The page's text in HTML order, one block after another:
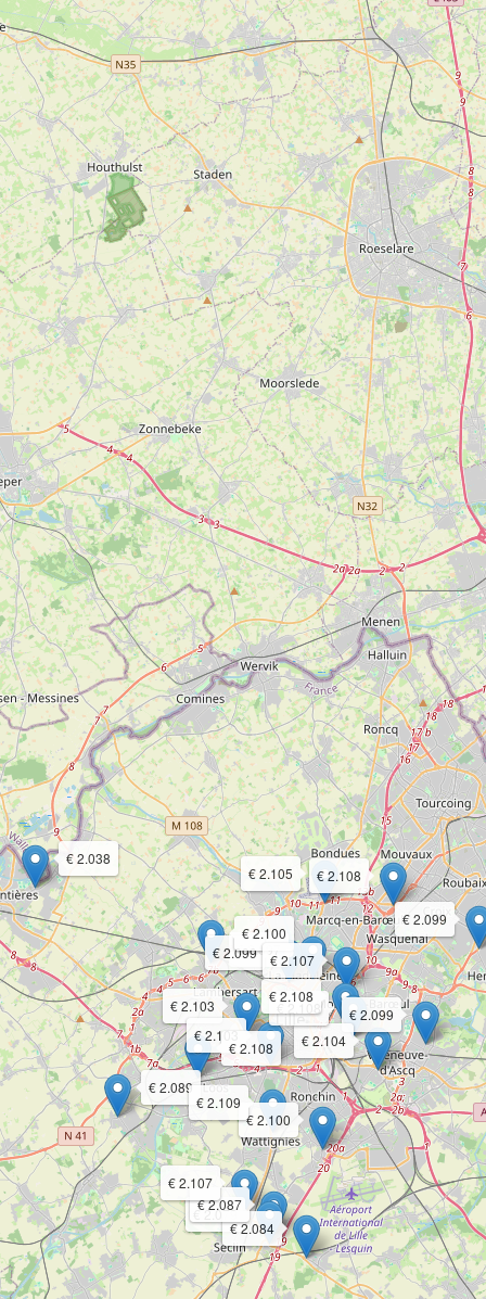
€ 2.038
€ 2.079
€ 2.084
€ 2.087
€ 2.089
€ 2.097
€ 2.099
€ 2.099
€ 2.099
€ 2.100
€ 2.100
€ 2.103
€ 2.103
€ 2.104
€ 2.105
€ 2.107
€ 2.107
€ 2.108
€ 2.108
€ 2.108
€ 2.108
€ 2.109